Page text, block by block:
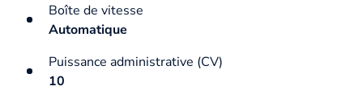
Boîte de vitesse
Automatique
Puissance administrative (CV)
10